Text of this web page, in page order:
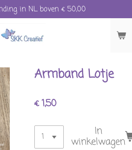
in NL boven € 50,00
Armband Lotje
€ 1,50
In
winkelwagen